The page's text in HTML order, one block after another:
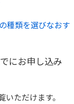
種類を選びなおす
にお申し込み
いただけます。